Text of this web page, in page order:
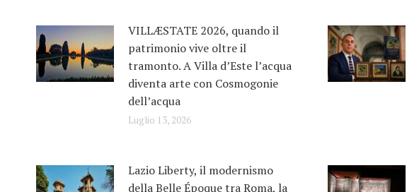
VILLÆSTATE 2026, quando il
patrimonio vive oltre il
tramonto. A Villa d’Este l’acqua
diventa arte con Cosmogonie
dell’acqua
Luglio 13, 2026
Lazio Liberty, il modernismo
della Belle Époque tra Roma, la